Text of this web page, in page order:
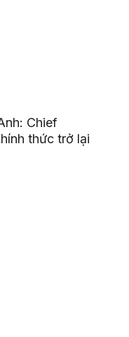
Chief
thức trở lại